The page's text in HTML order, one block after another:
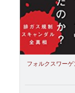
フォルクスワー